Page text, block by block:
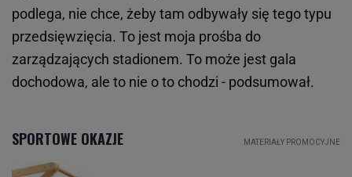
podlega, nie chce, żeby tam odbywały się tego typu
przedsięwzięcia. To jest moja prośba do
zarządzających stadionem. To może jest gala
dochodowa, ale to nie o to chodzi - podsumował.